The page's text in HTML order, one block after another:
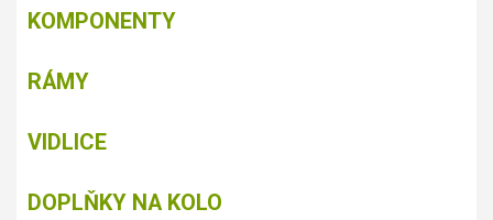
KOMPONENTY
RÁMY
VIDLICE
DOPLŇKY NA KOLO